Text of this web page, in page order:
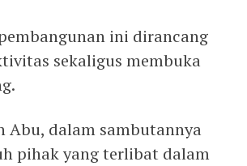
ini dirancang
sekaligus membuka
Abu, dalam sambutannya
pihak yang terlibat dalam